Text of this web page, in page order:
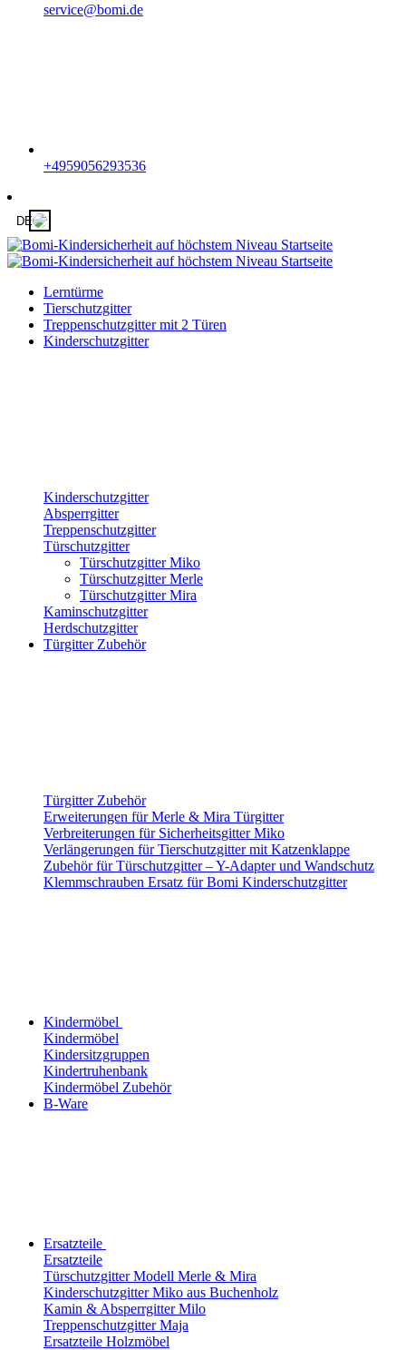
service@bomi.de
+4959056293536
DE
Lerntürme
Tierschutzgitter
Treppenschutzgitter mit 2 Türen
Kinderschutzgitter
Kinderschutzgitter
Absperrgitter
Treppenschutzgitter
Türschutzgitter
Türschutzgitter Miko
Türschutzgitter Merle
Türschutzgitter Mira
Kaminschutzgitter
Herdschutzgitter
Türgitter Zubehör
Türgitter Zubehör
Erweiterungen für Merle & Mira Türgitter
Verbreiterungen für Sicherheitsgitter Miko
Verlängerungen für Tierschutzgitter mit Katzenklappe
Zubehör für Türschutzgitter – Y-Adapter und Wandschutz
Klemmschrauben Ersatz für Bomi Kinderschutzgitter
Kindermöbel
Kindermöbel
Kindersitzgruppen
Kindertruhenbank
Kindermöbel Zubehör
B-Ware
Ersatzteile
Ersatzteile
Türschutzgitter Modell Merle & Mira
Kinderschutzgitter Miko aus Buchenholz
Kamin & Absperrgitter Milo
Treppenschutzgitter Maja
Ersatzteile Holzmöbel